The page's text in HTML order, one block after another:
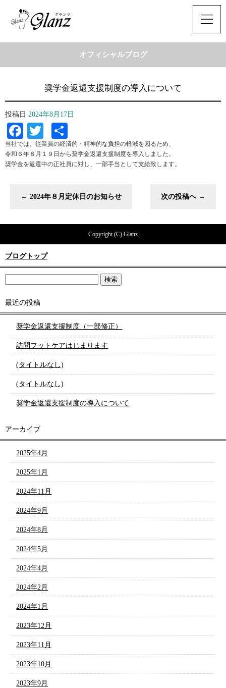
オフィシャルブログ
奨学金返還支援制度の導入について
投稿日 2024年8月17日
Facebook
Twitter
有
当社では、従業員の経済的・精神的な負担の軽減を図るため、
令和６年８⽉１９⽇から奨学⾦返還⽀援制度を導⼊しました。
奨学⾦を返還中の正社員に対し、一部手当として支給致します。
← 2024年８月定休日のお知らせ 次の投稿へ →
Copyright (C) Glanz
ブログトップ
最近の投稿
奨学金返還支援制度（一部修正）
訪問フットケアはじまります
(タイトルなし)
(タイトルなし)
奨学金返還支援制度の導入について
アーカイブ
2025年4月
2025年1月
2024年11月
2024年9月
2024年8月
2024年5月
2024年4月
2024年2月
2024年1月
2023年12月
2023年11月
2023年10月
2023年9月